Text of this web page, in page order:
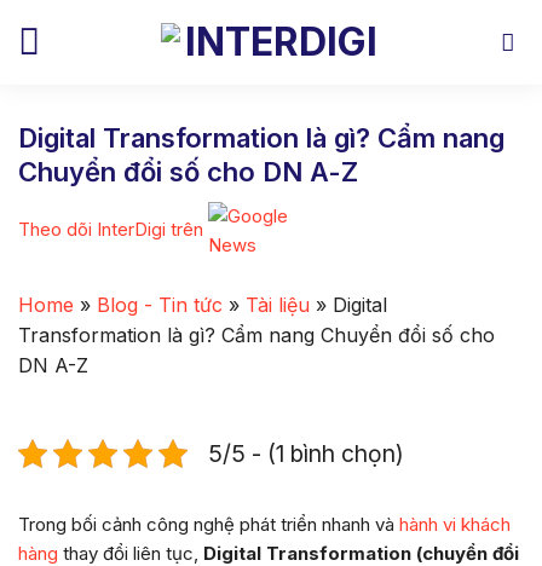
Digital Transformation là gì? Cẩm nang
Chuyển đổi số cho DN A-Z
Theo dõi InterDigi trên
Home » Blog - Tin tức » Tài liệu » Digital
Transformation là gì? Cẩm nang Chuyển đổi số cho
DN A-Z
5/5 - (1 bình chọn)
Trong bối cảnh công nghệ phát triển nhanh và hành vi khách
hàng thay đổi liên tục, Digital Transformation (chuyển đổi